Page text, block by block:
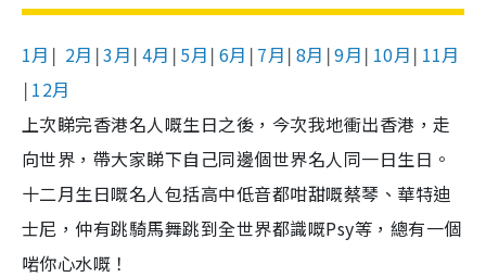
1月 2月 │3月 4月 5月 6月 7月 8月 │9月 10月 11月
12月
上次睇完香港名人嘅生日之後，今次我地衝出香港，走
向世界，帶大家睇下自己同邊個世界名人同一日生日。
十二月生日嘅名人包括高中低音都咁甜嘅蔡琴、華特迪
士尼，仲有跳騎馬舞跳到全世界都識嘅Psy等，總有一個
啱你心水嘅！